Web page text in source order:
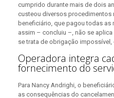
cumprido durante mais de dois
custeou diversos procedimentos
beneficiário, que pagou todas as
assim – concluiu –, não se
se trata de obrigação impossível,
Operadora integra
fornecimento do
Para Nancy Andrighi, o
as consequências do